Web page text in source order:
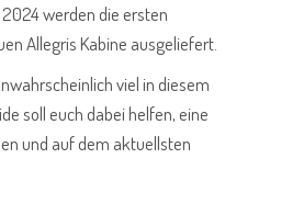
werden die ersten
Allegris Kabine ausgeliefert.
viel in diesem
soll euch dabei helfen, eine
und auf dem aktuellsten